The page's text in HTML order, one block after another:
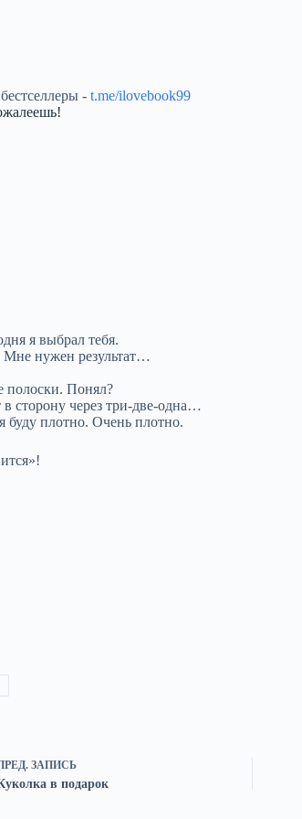
- t.me/ilovebook99
я выбрал тебя.
Мне нужен результат…
полоски. Понял?
сторону через три-две-одна…
плотно. Очень плотно.
ЗАПИСЬ
в подарок